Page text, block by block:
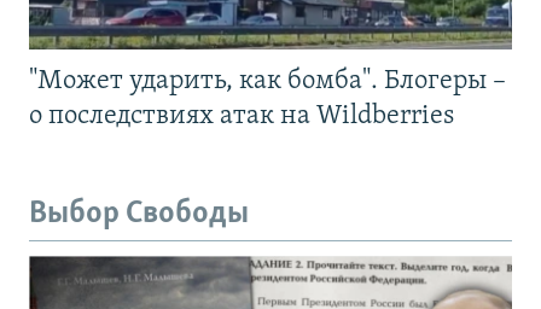
"Может ударить, как бомба". Блогеры –
о последствиях атак на Wildberries
Выбор Свободы